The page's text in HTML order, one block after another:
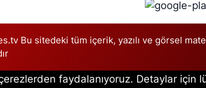
Bu sitedeki tüm içerik, yazılı ve görsel
faydalanıyoruz. Detaylar için